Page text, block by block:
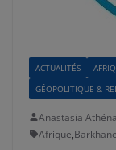
ACTUALITÉS
GÉOPOLITIQUE &
Anastasia
Afrique,Barkhane